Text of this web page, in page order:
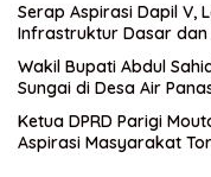
Serap Aspirasi Dapil V,
Infrastruktur Dasar
Wakil Bupati Abdul
Sungai di Desa Air
Ketua DPRD Parigi
Aspirasi Masyarakat